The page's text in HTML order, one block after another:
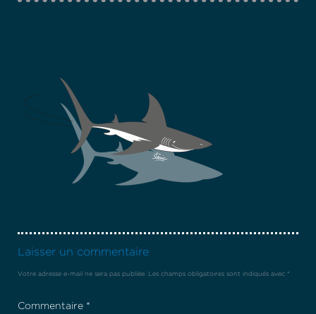
Laisser un commentaire
Votre adresse e-mail ne sera pas publiée. Les champs obligatoires sont indiqués avec *
Commentaire *